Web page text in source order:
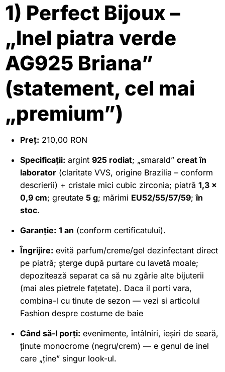
1) Perfect Bijoux –
„Inel piatra verde
AG925 Briana”
(statement, cel mai
„premium”)
Preț: 210,00 RON
Specificații: argint 925 rodiat; „smarald” creat în
laborator (claritate VVS, origine Brazilia – conform
descrierii) + cristale mici cubic zirconia; piatră 1,3 ×
0,9 cm; greutate 5 g; mărimi EU52/55/57/59;în
stoc.
Garanție: 1 an (conform certificatului).
Îngrijire: evită parfum/creme/gel dezinfectant direct
pe piatră; șterge după purtare cu lavetă moale;
depozitează separat ca să nu zgârie alte bijuterii
(mai ales pietrele fațetate). Daca il porti vara,
combina-l cu tinute de sezon — vezi si articolul
Fashion despre costume de baie
Când să-l porți: evenimente, întâlniri, ieșiri de seară,
ținute monocrome (negru/crem) — e genul de inel
care „ține” singur look-ul.